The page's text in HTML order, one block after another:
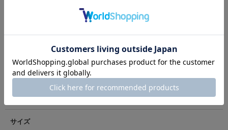
*土と釉薬の性質上、鉄粉（黒い点）が表れ、小さな黒い粒子の付着、突起
特徴で、品質に問題はございません。自然な風合いとしてご理解ください。
*オーブン 使用不可
→商品のお取り扱い方法について
【Madu】食器 > ボウル・鉢
素材 磁器
日本(土岐)
商品コード 842640
（店舗でお問い合わせの際には、上記品番をお伝え下さい。）
サイズ